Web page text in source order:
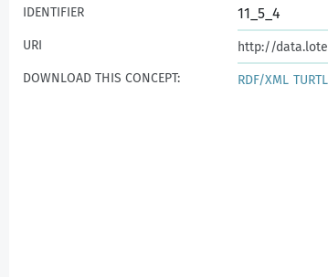
IDENTIFIER 11_5_4
URI
http://
DOWNLOAD THIS CONCEPT:
RDF/XML